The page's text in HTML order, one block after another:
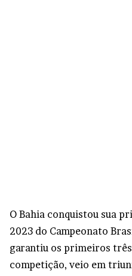
O Bahia conquistou sua
2023 do Campeonato
garantiu os primeiros
competição, veio em